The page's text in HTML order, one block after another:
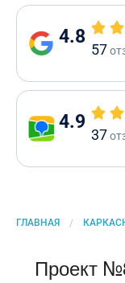
4.8
57
4.9
37
ГЛАВНАЯ
Проект